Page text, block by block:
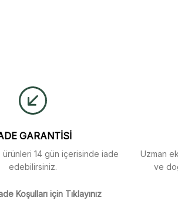
GARANTİSİ
ürünleri 14 gün içerisinde iade
edebilirsiniz.
Koşulları için Tıklayınız
Uzman
ve